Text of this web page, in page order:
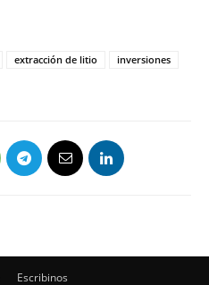
extracción de litio
inversiones
Escribinos